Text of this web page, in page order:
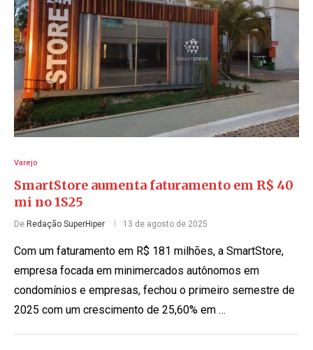
Varejo
SmartStore aumenta faturamento em R$ 40
mi no 1S25
De Redação SuperHiper 13 de agosto de 2025
Com um faturamento em R$ 181 milhões, a SmartStore,
empresa focada em minimercados autônomos em
condomínios e empresas, fechou o primeiro semestre de
2025 com um crescimento de 25,60% em …